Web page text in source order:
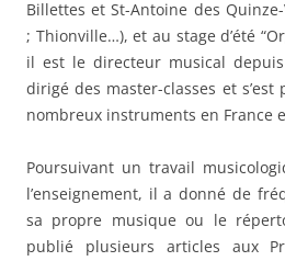
Billettes et St-Antoine des
; Thionville…), et au stage d’été
il est le directeur musical
dirigé des master-classes et
nombreux instruments en France
Poursuivant un travail
l’enseignement, il a donné de
sa propre musique ou le
publié plusieurs articles aux